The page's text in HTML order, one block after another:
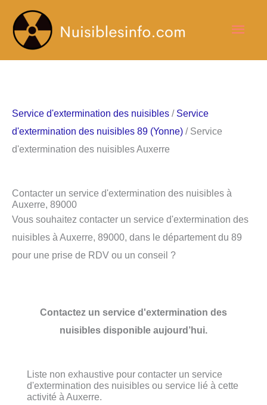
contenu
Service d'extermination des nuisibles / Service
d'extermination des nuisibles 89 (Yonne) / Service
d'extermination des nuisibles Auxerre
Contacter un service d'extermination des nuisibles à
Auxerre, 89000
Vous souhaitez contacter un service d'extermination des
nuisibles à Auxerre, 89000, dans le département du 89
pour une prise de RDV ou un conseil ?
Contactez un service d'extermination des
nuisibles disponible aujourd’hui.
Liste non exhaustive pour contacter un service
d'extermination des nuisibles ou service lié à cette
activité à Auxerre.